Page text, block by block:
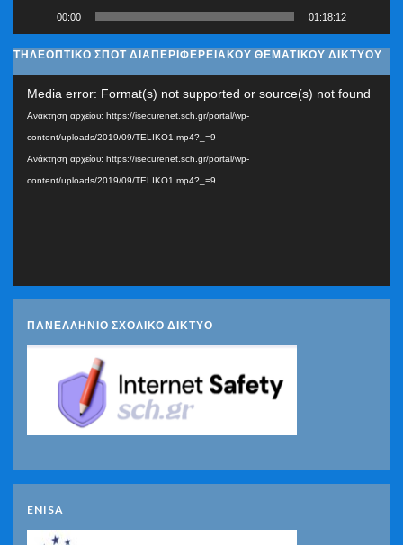
00:00 01:18:12
ΤΗΛΕΟΠΤΙΚΟ ΣΠΟΤ ΔΙΑΠΕΡΙΦΕΡΕΙΑΚΟΥ ΘΕΜΑΤΙΚΟΥ ΔΙΚΤΥΟΥ
Media error: Format(s) not supported or source(s) not found
Ανάκτηση αρχείου: https://isecurenet.sch.gr/portal/wp-
content/uploads/2019/09/TELIKO1.mp4?_=9
Ανάκτηση αρχείου: https://isecurenet.sch.gr/portal/wp-
content/uploads/2019/09/TELIKO1.mp4?_=9
ΠΑΝΕΛΛΗΝΙΟ ΣΧΟΛΙΚΟ ΔΙΚΤΥΟ
ENISA